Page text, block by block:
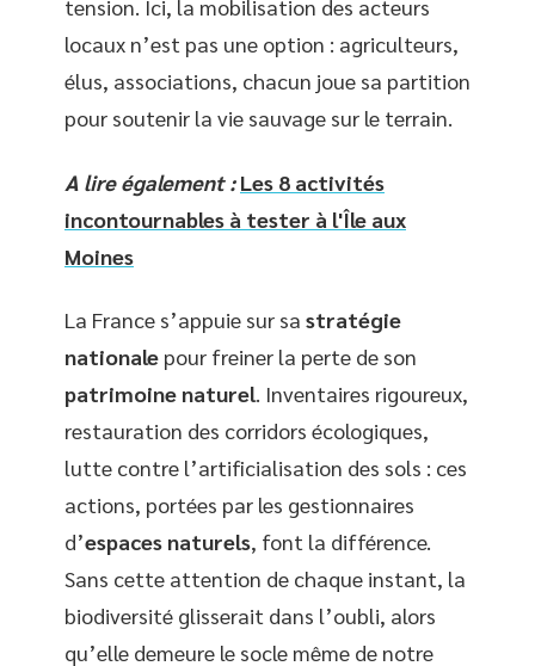
tension. Ici, la mobilisation des acteurs
locaux n’est pas une option : agriculteurs,
élus, associations, chacun joue sa partition
pour soutenir la vie sauvage sur le terrain.
A lire également : Les 8 activités
incontournables à tester à l'Île aux
Moines
La France s’appuie sur sa stratégie
nationale pour freiner la perte de son
patrimoine naturel. Inventaires rigoureux,
restauration des corridors écologiques,
lutte contre l’artificialisation des sols : ces
actions, portées par les gestionnaires
d’espaces naturels, font la différence.
Sans cette attention de chaque instant, la
biodiversité glisserait dans l’oubli, alors
qu’elle demeure le socle même de notre